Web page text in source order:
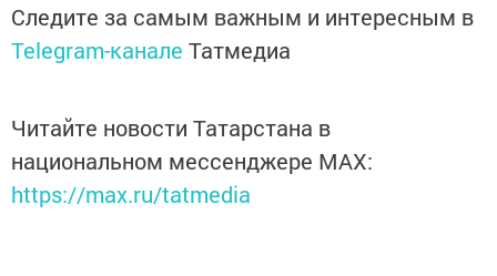
Следите за самым важным и интересным в
Telegram-канале Татмедиа
Читайте новости Татарстана в
национальном мессенджере MАХ:
https://max.ru/tatmedia